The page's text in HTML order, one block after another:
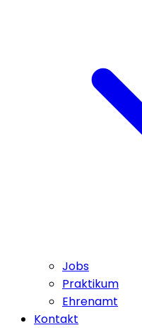
Jobs
Praktikum
Ehrenamt
Kontakt